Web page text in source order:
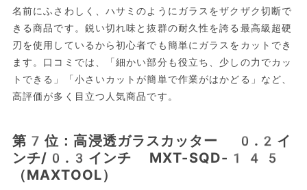
名前にふさわしく、ハサミのようにガラスをザクザク切断で
きる商品です。鋭い切れ味と抜群の耐久性を誇る最高級超硬
刃を使用しているから初心者でも簡単にガラスをカットでき
ます。口コミでは、「細かい部分も役立ち、少しの力でカッ
トできる」「小さいカットが簡単で作業がはかどる」など、
高評価が多く目立つ人気商品です。
第7位：高浸透ガラスカッター 0.2イ
ンチ/0.3インチ MXT-SQD-145
（MAXTOOL）